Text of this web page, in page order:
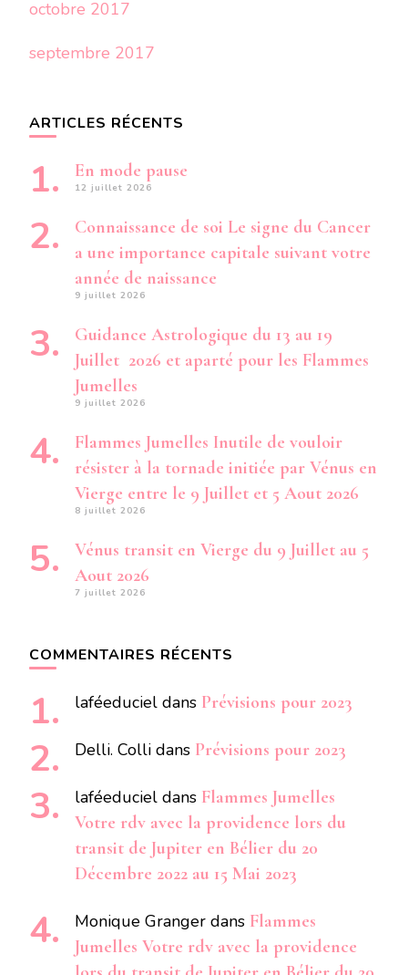
octobre 2017
septembre 2017
ARTICLES RÉCENTS
En mode pause
12 juillet 2026
Connaissance de soi Le signe du Cancer
a une importance capitale suivant votre
année de naissance
9 juillet 2026
Guidance Astrologique du 13 au 19
Juillet 2026 et aparté pour les Flammes
Jumelles
9 juillet 2026
Flammes Jumelles Inutile de vouloir
résister à la tornade initiée par Vénus en
Vierge entre le 9 Juillet et 5 Aout 2026
8 juillet 2026
Vénus transit en Vierge du 9 Juillet au 5
Aout 2026
7 juillet 2026
COMMENTAIRES RÉCENTS
laféeduciel dans Prévisions pour 2023
Delli. Colli dans Prévisions pour 2023
laféeduciel dans Flammes Jumelles
Votre rdv avec la providence lors du
transit de Jupiter en Bélier du 20
Décembre 2022 au 15 Mai 2023
Monique Granger dans Flammes
Jumelles Votre rdv avec la providence